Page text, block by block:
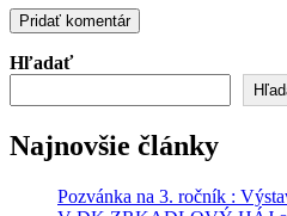
Hľadať
Najnovšie články
Pozvánka na 3. ročník :